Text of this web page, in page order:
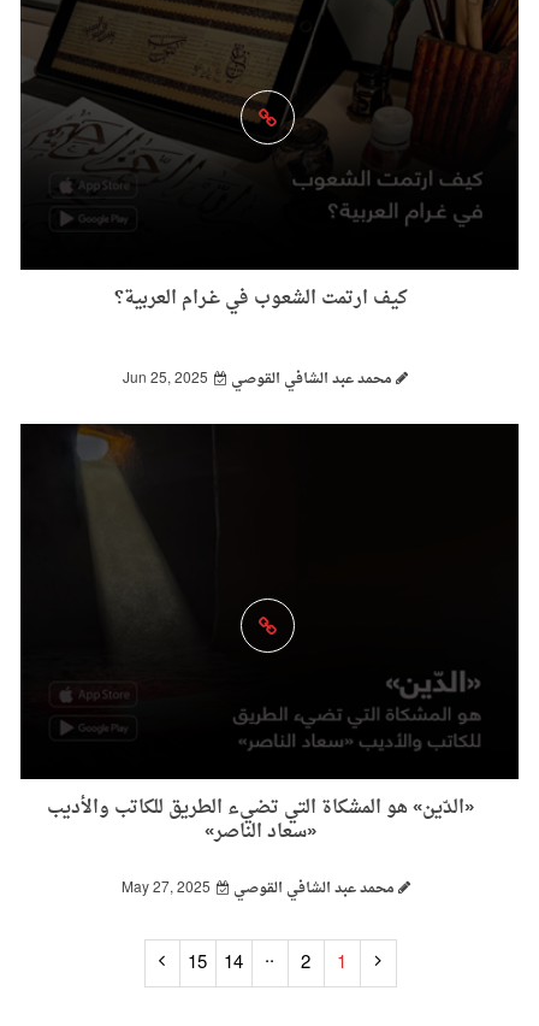
كيف ارتمت الشعوب في غـرام العربية؟
محمد عبد الشافي القوصي Jun 25, 2025
«الدّين» هو المشكاة التي تضيء الطريق للكاتب والأديب
«سعاد الناصر»
محمد عبد الشافي القوصي May 27, 2025
1
2
..
14
15